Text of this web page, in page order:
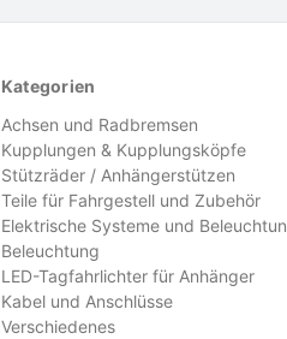
Kategorien
Achsen und Radbremsen
Kupplungen & Kupplungsköpfe
Stützräder / Anhängerstützen
Teile für Fahrgestell und Zubehör
Elektrische Systeme und
Beleuchtung
LED-Tagfahrlichter für Anhänger
Kabel und Anschlüsse
Verschiedenes